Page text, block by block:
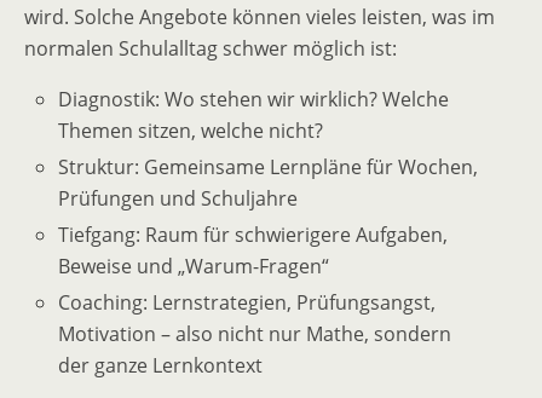
wird. Solche Angebote können vieles leisten, was im
normalen Schulalltag schwer möglich ist:
Diagnostik: Wo stehen wir wirklich? Welche
Themen sitzen, welche nicht?
Struktur: Gemeinsame Lernpläne für Wochen,
Prüfungen und Schuljahre
Tiefgang: Raum für schwierigere Aufgaben,
Beweise und „Warum-Fragen“
Coaching: Lernstrategien, Prüfungsangst,
Motivation – also nicht nur Mathe, sondern
der ganze Lernkontext